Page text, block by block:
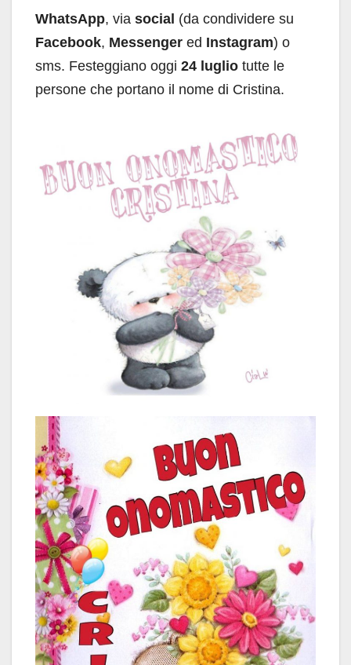
WhatsApp, via social (da condividere su
Facebook, Messenger ed Instagram) o
sms. Festeggiano oggi 24 luglio tutte le
persone che portano il nome di Cristina.